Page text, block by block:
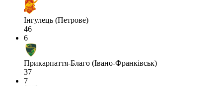
Інгулець (Петрове)
46
6
Прикарпаття-Благо (Івано-Франківськ)
37
7